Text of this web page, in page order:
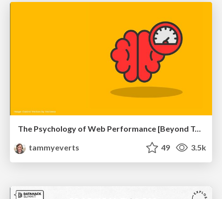
The Psychology of Web Performance [Beyond Tellerrand 2023]
tammyeverts
49 3.5k